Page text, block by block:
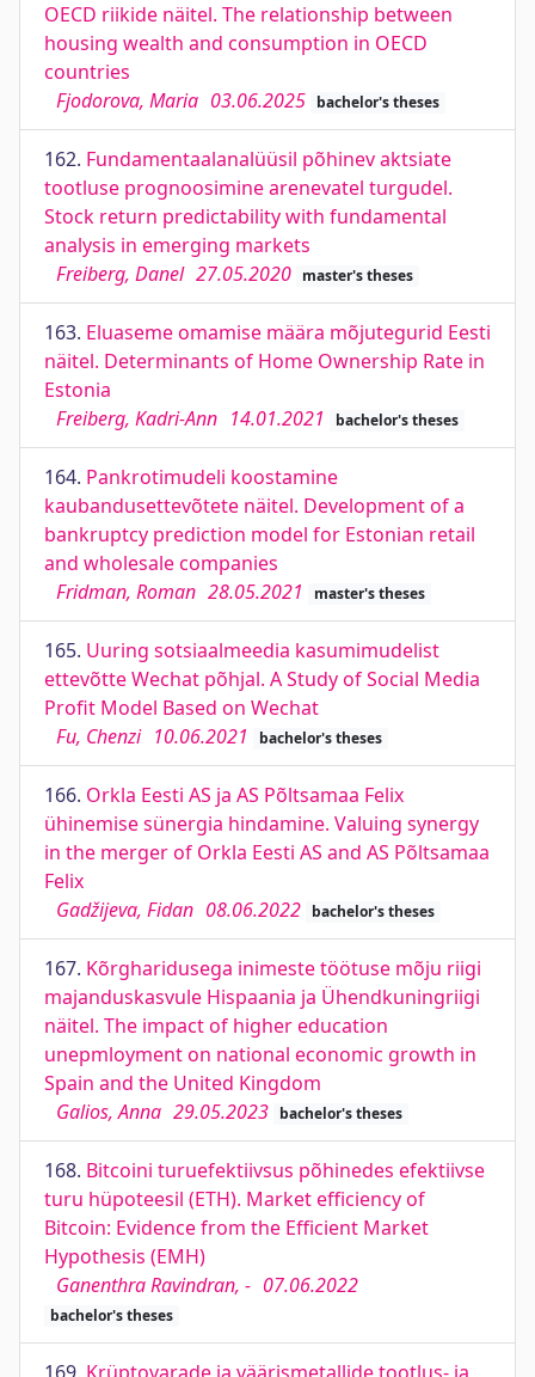
OECD riikide näitel. The relationship between
housing wealth and consumption in OECD
countries
Fjodorova, Maria 03.06.2025 bachelor's theses
162. Fundamentaalanalüüsil põhinev aktsiate
tootluse prognoosimine arenevatel turgudel.
Stock return predictability with fundamental
analysis in emerging markets
Freiberg, Danel 27.05.2020 master's theses
163. Eluaseme omamise määra mõjutegurid Eesti
näitel. Determinants of Home Ownership Rate in
Estonia
Freiberg, Kadri-Ann 14.01.2021 bachelor's theses
164. Pankrotimudeli koostamine
kaubandusettevõtete näitel. Development of a
bankruptcy prediction model for Estonian retail
and wholesale companies
Fridman, Roman 28.05.2021 master's theses
165. Uuring sotsiaalmeedia kasumimudelist
ettevõtte Wechat põhjal. A Study of Social Media
Profit Model Based on Wechat
Fu, Chenzi 10.06.2021 bachelor's theses
166. Orkla Eesti AS ja AS Põltsamaa Felix
ühinemise sünergia hindamine. Valuing synergy
in the merger of Orkla Eesti AS and AS Põltsamaa
Felix
Gadžijeva, Fidan 08.06.2022 bachelor's theses
167. Kõrgharidusega inimeste töötuse mõju riigi
majanduskasvule Hispaania ja Ühendkuningriigi
näitel. The impact of higher education
unepmloyment on national economic growth in
Spain and the United Kingdom
Galios, Anna 29.05.2023 bachelor's theses
168. Bitcoini turuefektiivsus põhinedes efektiivse
turu hüpoteesil (ETH). Market efficiency of
Bitcoin: Evidence from the Efficient Market
Hypothesis (EMH)
Ganenthra Ravindran, - 07.06.2022
bachelor's theses